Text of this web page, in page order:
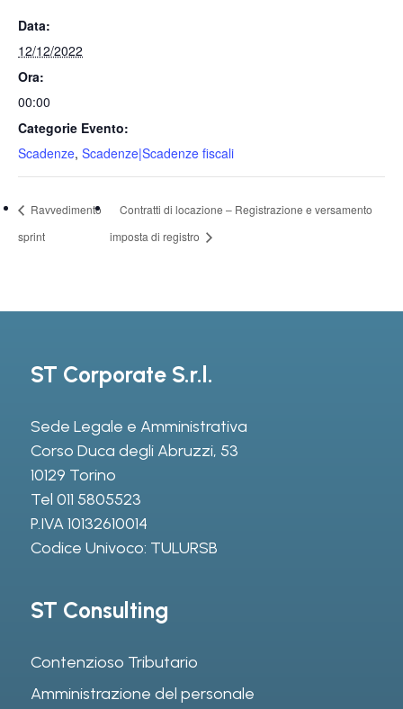
Data:
12/12/2022
Ora:
00:00
Categorie Evento:
Scadenze, Scadenze|Scadenze fiscali
Ravvedimento
sprint
Contratti di locazione – Registrazione e versamento
imposta di registro
ST Corporate S.r.l.
Sede Legale e Amministrativa
Corso Duca degli Abruzzi, 53
10129 Torino
Tel 011 5805523
P.IVA 10132610014
Codice Univoco: TULURSB
ST Consulting
Contenzioso Tributario
Amministrazione del personale